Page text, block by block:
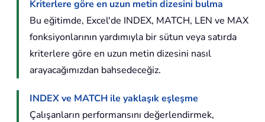
Kriterlere göre en uzun metin dizesini bulma
Bu eğitimde, Excel'de INDEX, MATCH, LEN ve MAX
fonksiyonlarının yardımıyla bir sütun veya satırda
kriterlere göre en uzun metin dizesini nasıl
arayacağımızdan bahsedeceğiz.
INDEX ve MATCH ile yaklaşık eşleşme
Çalışanların performansını değerlendirmek,